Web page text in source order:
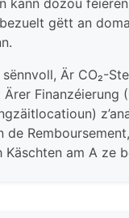
gëtt an
Är CO₂-
Finanzéierung
de
Käschten am A ze